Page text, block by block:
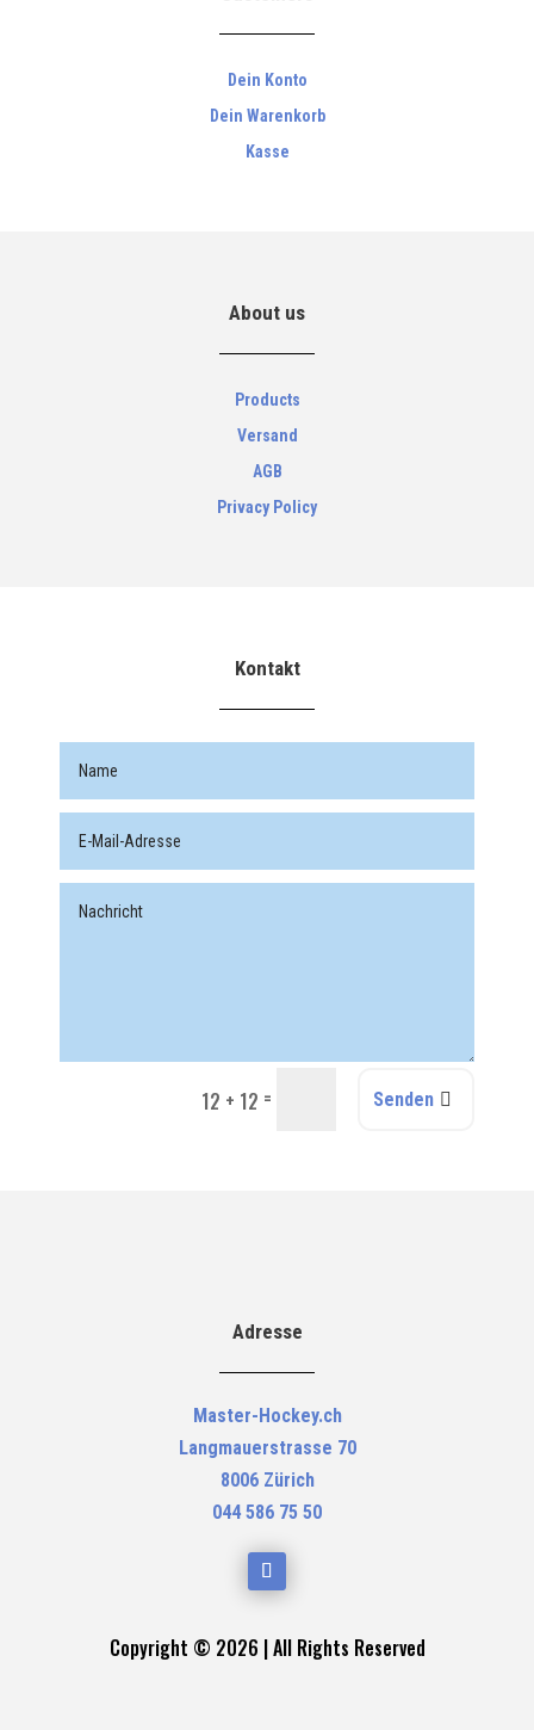
Dein Konto
Dein Warenkorb
Kasse
About us
Products
Versand
AGB
Privacy Policy
Kontakt
12 + 12 = Senden
Adresse
Master-Hockey.ch
Langmauerstrasse 70
8006 Zürich
044 586 75 50
Copyright © 2026 | All Rights Reserved